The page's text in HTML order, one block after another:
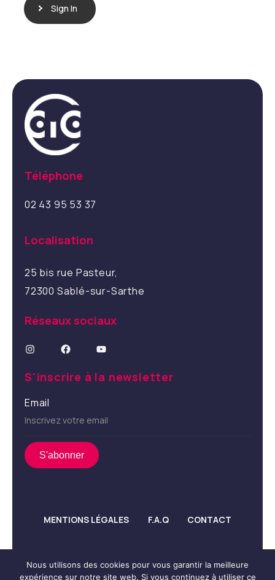
Sign In
Téléphone
02 43 95 53 37
Localisation
25 bis rue Pasteur,
72300 Sablé-sur-Sarthe
Réseaux sociaux
Instagram
Facebook
YouTube
S'inscrire à la newsletter
Email
MENTIONS LÉGALES F.A.Q CONTACT
Nous utilisons des cookies pour vous garantir la meilleure
expérience sur notre site web. Si vous continuez à utiliser ce